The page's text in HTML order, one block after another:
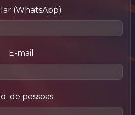
(WhatsApp)
E-mail
de pessoas